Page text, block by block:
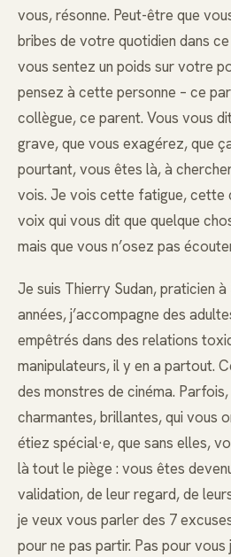
vous, résonne. Peut-être que
bribes de votre quotidien dans
vous sentez un poids sur votre
pensez à cette personne – ce
collègue, ce parent. Vous vous
grave, que vous exagérez, que
pourtant, vous êtes là, à
vois. Je vois cette fatigue, cette
voix qui vous dit que quelque
mais que vous n’osez pas
Je suis Thierry Sudan, praticien
années, j’accompagne des
empêtrés dans des relations
manipulateurs, il y en a partout.
des monstres de cinéma.
charmantes, brillantes, qui vous
étiez spécial·e, que sans elles,
là tout le piège : vous êtes
validation, de leur regard, de
je veux vous parler des 7
pour ne pas partir. Pas pour vous